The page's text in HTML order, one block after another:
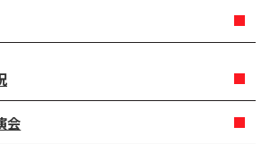
会